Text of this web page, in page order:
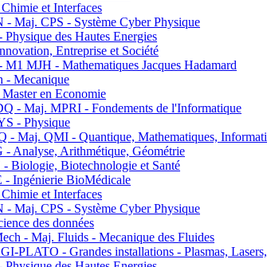
et Interfaces
Maj. CPS - Système Cyber Physique
des Hautes Energies
Entreprise et Société
MJH - Mathematiques Jacques Hadamard
- Mecanique
en Economie
- Maj. MPRI - Fondements de l'Informatique
- Physique
- Maj. QMI - Quantique, Mathematiques,
Analyse, Arithmétique, Géométrie
Biologie, Biotechnologie et Santé
Ingénierie BioMédicale
et Interfaces
Maj. CPS - Système Cyber Physique
des données
- Maj. Fluids - Mecanique des Fluides
PLATO - Grandes installations - Plasmas,